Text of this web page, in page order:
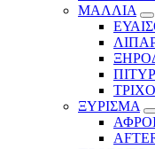
ΜΑΛΛΙΑ
ΞΥΡΙΣΜΑ